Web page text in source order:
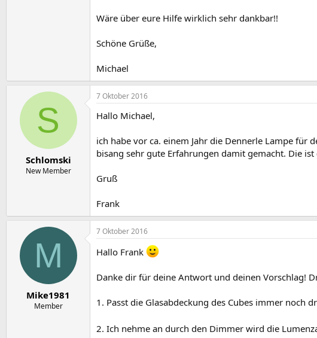
Wäre über eure Hilfe wirklich sehr dankbar!!
Schöne Grüße,
Michael
S
Schlomski
New Member
7 Oktober 2016
Hallo Michael,
ich habe vor ca. einem Jahr die Dennerle Lampe für
bisang sehr gute Erfahrungen damit gemacht. Die
Gruß
Frank
M
Mike1981
Member
7 Oktober 2016
Hallo Frank
Danke dir für deine Antwort und deinen Vorschlag!
1. Passt die Glasabdeckung des Cubes immer noch
2. Ich nehme an durch den Dimmer wird die